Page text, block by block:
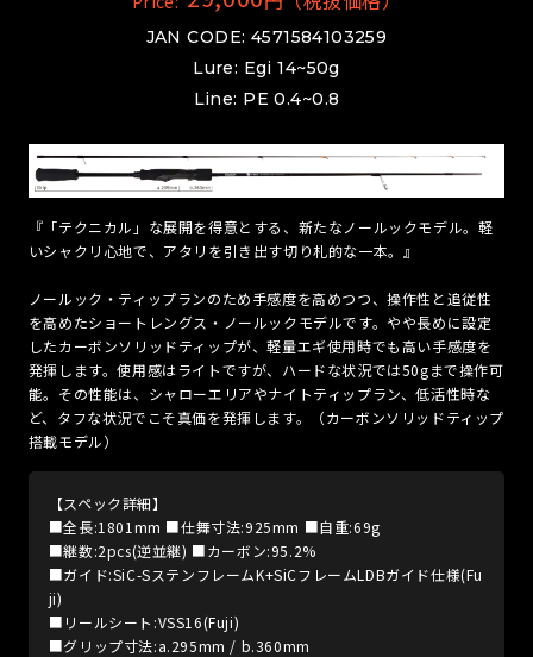
JAN CODE: 4571584103259
Lure: Egi 14~50g
Line: PE 0.4~0.8
『「テクニカル」な展開を得意とする、新たなノールックモデル。軽
いシャクリ心地で、アタリを引き出す切り札的な一本。』
ノールック・ティップランのため手感度を高めつつ、操作性と追従性
を高めたショートレングス・ノールックモデルです。やや長めに設定
したカーボンソリッドティップが、軽量エギ使用時でも高い手感度を
発揮します。使用感はライトですが、ハードな状況では50gまで操作可
能。その性能は、シャローエリアやナイトティップラン、低活性時な
ど、タフな状況でこそ真価を発揮します。（カーボンソリッドティップ
搭載モデル）
【スペック詳細】
■全長:1801mm ■仕舞寸法:925mm ■自重:69g
■継数:2pcs(逆並継) ■カーボン:95.2%
■ガイド:SiC-SステンフレームK+SiCフレームLDBガイド仕様(Fu
ji)
■リールシート:VSS16(Fuji)
■グリップ寸法:a.295mm / b.360mm